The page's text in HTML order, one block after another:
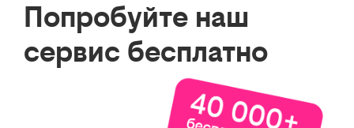
Попробуйте наш
сервис бесплатно